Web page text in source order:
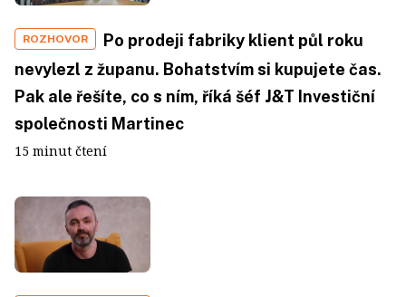
ROZHOVOR
Po prodeji fabriky klient půl roku
nevylezl z županu. Bohatstvím si kupujete čas.
Pak ale řešíte, co s ním, říká šéf J&T Investiční
společnosti Martinec
15 minut čtení